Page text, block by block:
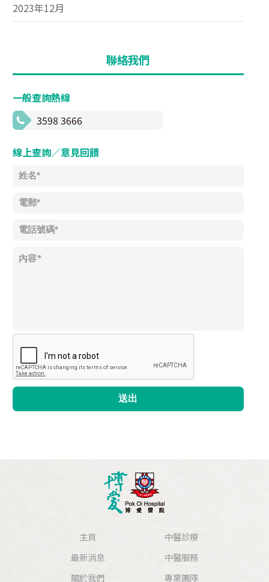
2023年12月
聯絡我們
一般查詢熱線
3598 3666
線上查詢／意見回饋
送出
主頁
最新消息
關於我們
中醫診療
中醫服務
專業團隊